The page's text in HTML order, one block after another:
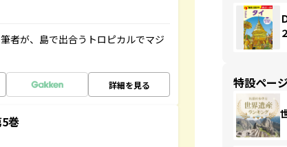
者が、島で出合うトロピカルでマジ
詳細を見る
巻
特設ペー